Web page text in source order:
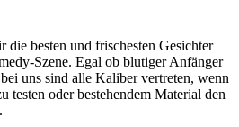
die besten und frischesten Gesichter
Szene. Egal ob blutiger Anfänger
uns sind alle Kaliber vertreten, wenn
testen oder bestehendem Material den